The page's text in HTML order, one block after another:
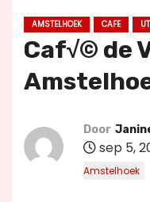
AMSTELHOEK CAFE
Caf√© de
Door
sep 5,
Amstelhoek